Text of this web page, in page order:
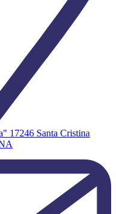
17246 Santa Cristina